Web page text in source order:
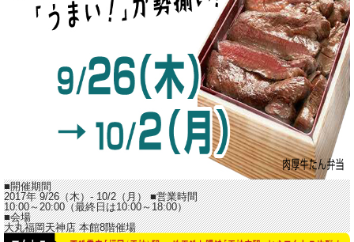
■開催期間
2017年 9/26（木）- 10/2（月）■営業時間
10:00～20:00（最終日は10:00～18:00）
■会場
大丸福岡天神店 本館8階催場